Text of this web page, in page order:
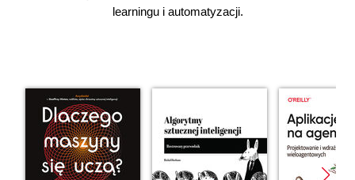
learningu i automatyzacji.